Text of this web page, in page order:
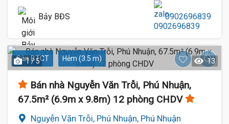
Bảy BĐS 0902696839
Sàn BTCT Hẻm (3.5 m)
1 / 5 13
Bán nhà Nguyễn Văn Trỗi, Phú Nhuận,
67.5m² (6.9m x 9.8m) 12 phòng CHDV
Nguyễn Văn Trỗi, Phú Nhuận, Phú Nhuận